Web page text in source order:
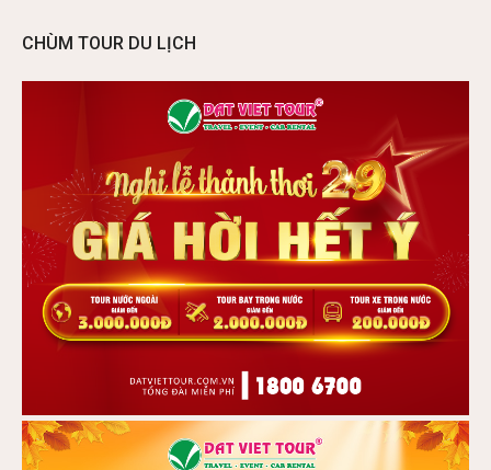
CHÙM TOUR DU LỊCH